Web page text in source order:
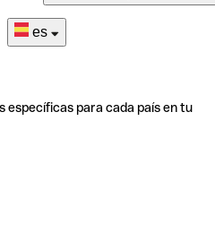
es
específicas para cada país en tu